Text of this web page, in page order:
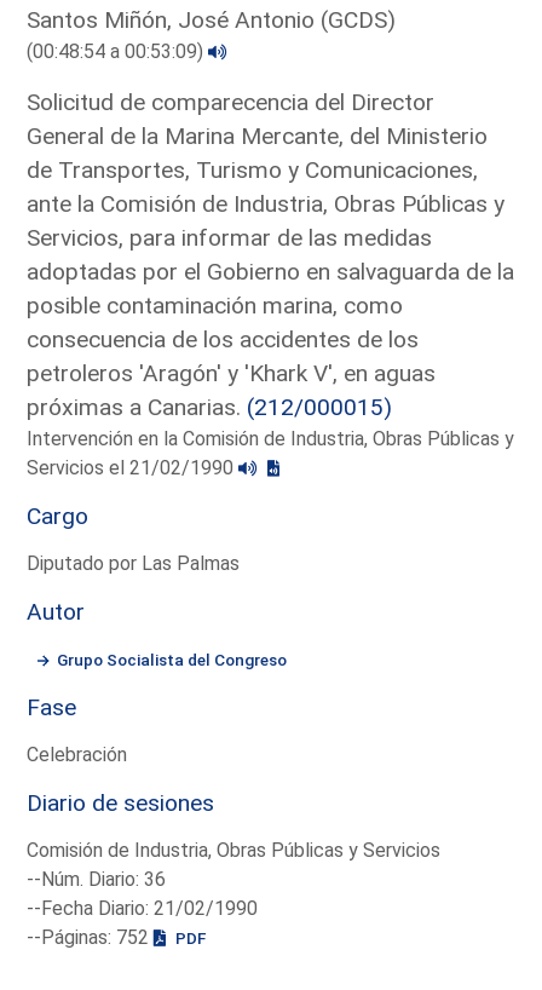
Santos Miñón, José Antonio (GCDS)
(00:48:54 a 00:53:09)
Solicitud de comparecencia del Director
General de la Marina Mercante, del Ministerio
de Transportes, Turismo y Comunicaciones,
ante la Comisión de Industria, Obras Públicas y
Servicios, para informar de las medidas
adoptadas por el Gobierno en salvaguarda de la
posible contaminación marina, como
consecuencia de los accidentes de los
petroleros 'Aragón' y 'Khark V', en aguas
próximas a Canarias. (212/000015)
Intervención en la Comisión de Industria, Obras Públicas y
Servicios el 21/02/1990
Cargo
Diputado por Las Palmas
Autor
Grupo Socialista del Congreso
Fase
Celebración
Diario de sesiones
Comisión de Industria, Obras Públicas y Servicios
--Núm. Diario: 36
--Fecha Diario: 21/02/1990
--Páginas: 752
PDF